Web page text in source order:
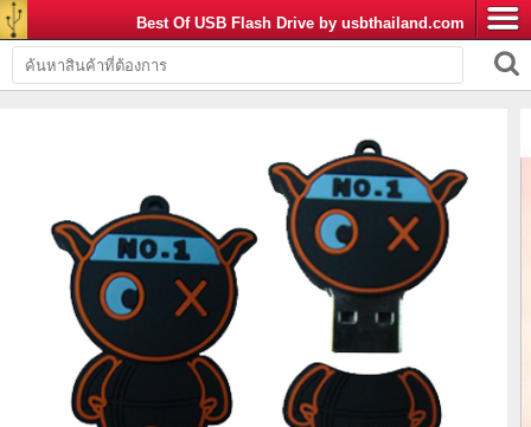
Best Of USB Flash Drive by usbthailand.com